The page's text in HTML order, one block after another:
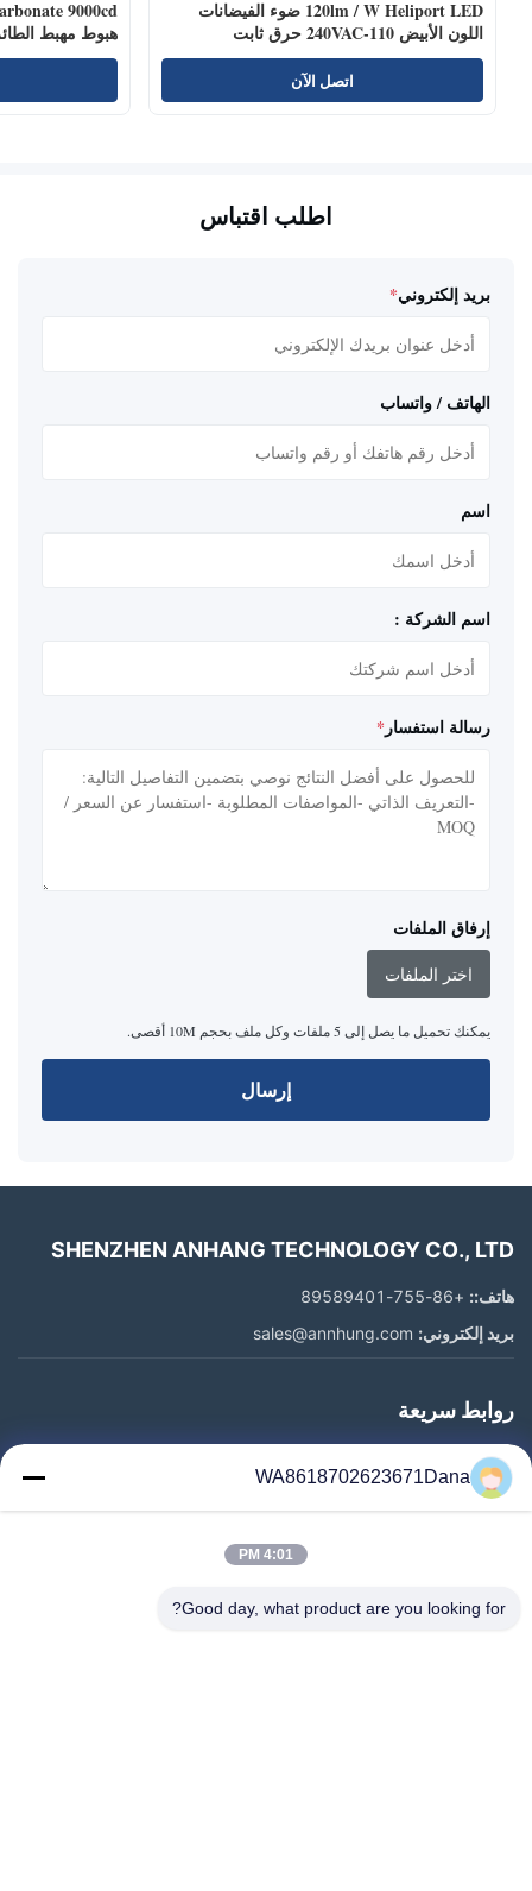
120lm / W Heliport LED ضوء الفيضانات
اللون الأبيض 110-240VAC حرق ثابت
اتصل الآن
هبوط مهبط
اطلب اقتباس
بريد إلكتروني*
الهاتف / واتساب
اسم
اسم الشركة :
رسالة استفسار *
إرفاق الملفات
اختر الملفات
يمكنك تحميل ما يصل إلى 5 ملفات وكل ملف بحجم 10M أقصى.
إرسال
SHENZHEN ANHANG TECHNOLOGY CO., LTD
هاتف:: +86-755-89589401
بريد إلكتروني:
روابط سريعة
المنزل
المنتجات
جولة في المعمل
WA8618702623671Dana
4:01 PM
Good day, what product are you looking for?